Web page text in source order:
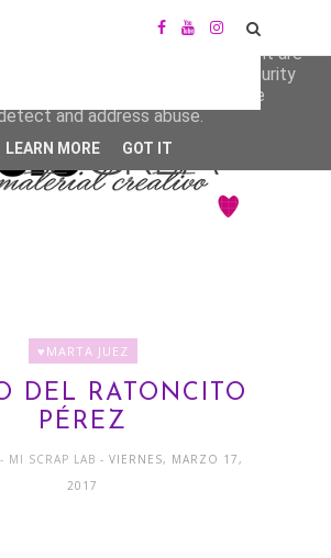
♥MARTA JUEZ
DEL RATONCITO
PÉREZ
- MI SCRAP LAB- VIERNES, MARZO 17,
2017
from Google to deliver its services
Your IP address and user-agent are
along with performance and security
of service, generate usage
and address abuse.
LEARN MORE GOT IT